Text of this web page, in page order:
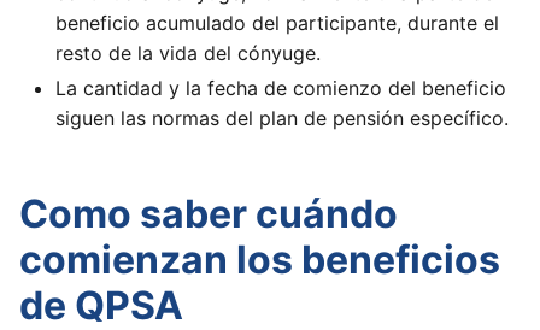
beneficio acumulado del participante, durante el
resto de la vida del cónyuge.
La cantidad y la fecha de comienzo del beneficio
siguen las normas del plan de pensión específico.
Como saber cuándo
comienzan los beneficios
de QPSA